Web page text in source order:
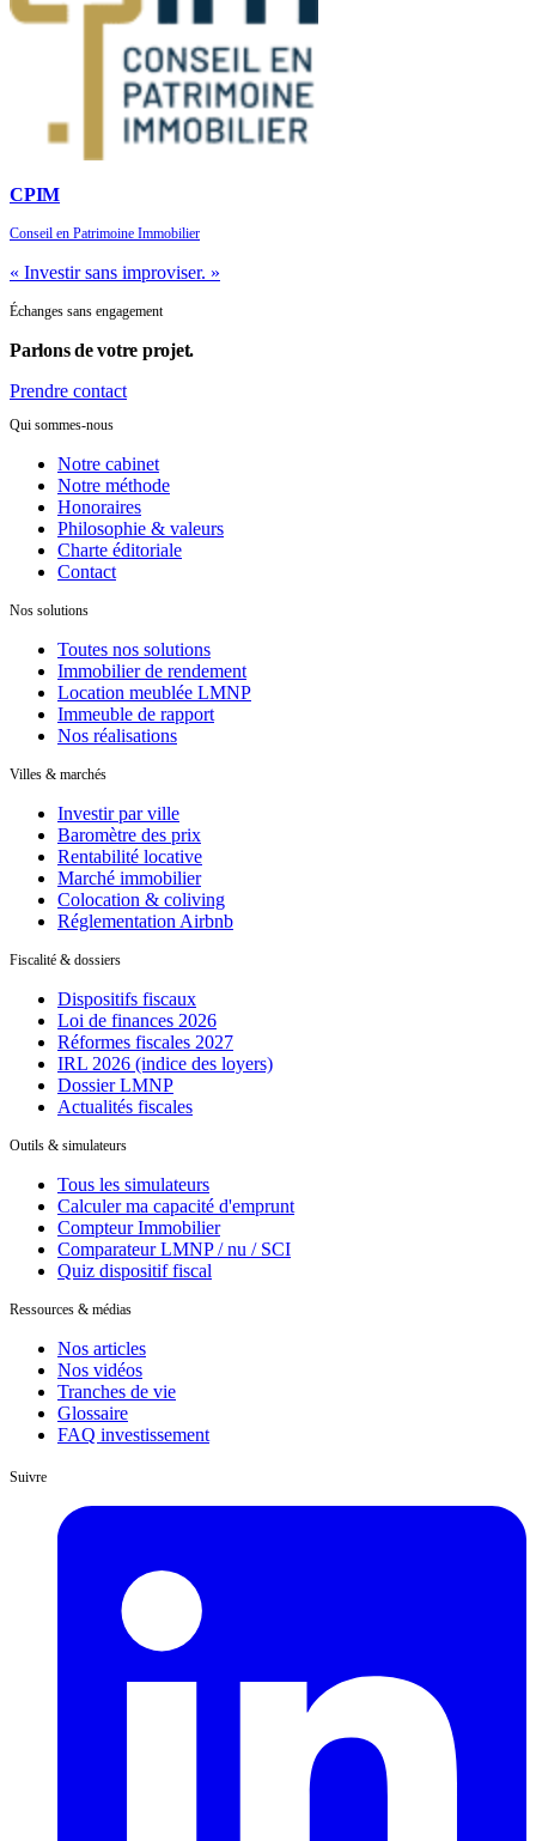
CPIM
Conseil en Patrimoine Immobilier
« Investir sans improviser. »
Échanges sans engagement
Parlons de votre projet.
Prendre contact
Qui sommes-nous
Notre cabinet
Notre méthode
Honoraires
Philosophie & valeurs
Charte éditoriale
Contact
Nos solutions
Toutes nos solutions
Immobilier de rendement
Location meublée LMNP
Immeuble de rapport
Nos réalisations
Villes & marchés
Investir par ville
Baromètre des prix
Rentabilité locative
Marché immobilier
Colocation & coliving
Réglementation Airbnb
Fiscalité & dossiers
Dispositifs fiscaux
Loi de finances 2026
Réformes fiscales 2027
IRL 2026 (indice des loyers)
Dossier LMNP
Actualités fiscales
Outils & simulateurs
Tous les simulateurs
Calculer ma capacité d'emprunt
Compteur Immobilier
Comparateur LMNP / nu / SCI
Quiz dispositif fiscal
Ressources & médias
Nos articles
Nos vidéos
Tranches de vie
Glossaire
FAQ investissement
Suivre